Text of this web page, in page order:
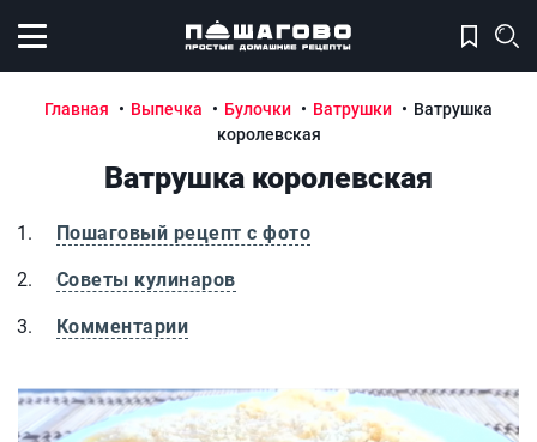
Открыть меню
Главная Выпечка Булочки Ватрушки
Ватрушка
королевская
Ватрушка королевская
Пошаговый рецепт с фото
Советы кулинаров
Комментарии
Ватрушка королевская